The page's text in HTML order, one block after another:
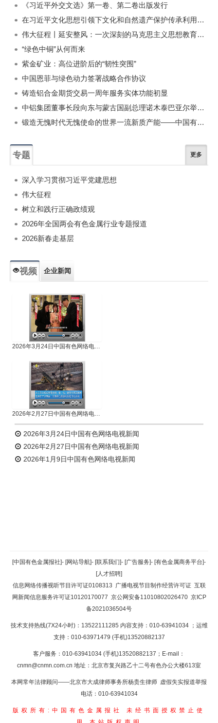
《习近平外交文选》第一卷、第二卷出版发行
在习近平文化思想引领下文化和自然遗产保护传承利用工作开创新局面
伟大征程丨延安整风：一次深刻的马克思主义思想教育运动
“绿色中铜”从何而来
紫金矿业：高位进阶后的“韧性突围”
中国恩菲与绿色动力签署战略合作协议
铸造铝合金期货交易一周年服务实体功能初显
中铝集团董事长段向东与蒙古国副总理诺木泰巴亚尔举行会谈
锻造无愧时代无愧使命的世界一流新质产能——中国有色金属工业的战略应对与破局之道（二）
专题 更多
深入学习贯彻习近平党建思想
伟大征程
树立和践行正确政绩观
2026年全国两会有色金属行业专题报道
2026新春走基层
视频 企业新闻
2026年3月24日中国有色网络电视新闻
2026年2月27日中国有色网络电视新闻
2026年3月24日中国有色网络电视新闻
2026年2月27日中国有色网络电视新闻
2026年1月9日中国有色网络电视新闻
返回顶部
返回首页
[中国有色金属报社]- [网站导航]- [联系我们]- [广告服务]- [有色金属商务平台]-
[人才招聘]
信息网络传播视听节目许可证0108313 广播电视节目制作经营许可证 互联
网新闻信息服务许可证10120170077 京公网安备11010802026470 京ICP
备2021036504号
技术支持热线(7X24小时)：13522111285 内容支持：010-63941034 ；运维
支持：010-63971479 (手机)13520882137
客户服务：010-63941034 (手机)13520882137；E-mail：
cnmn@cnmn.com.cn 地址：北京市复兴路乙十二号有色办公大楼613室
本网常年法律顾问——北京市大成律师事务所杨贵生律师 虚假失实报道举报
电话：010-63941034
版权所有:中国有色金属报社
未经书面授权禁止使